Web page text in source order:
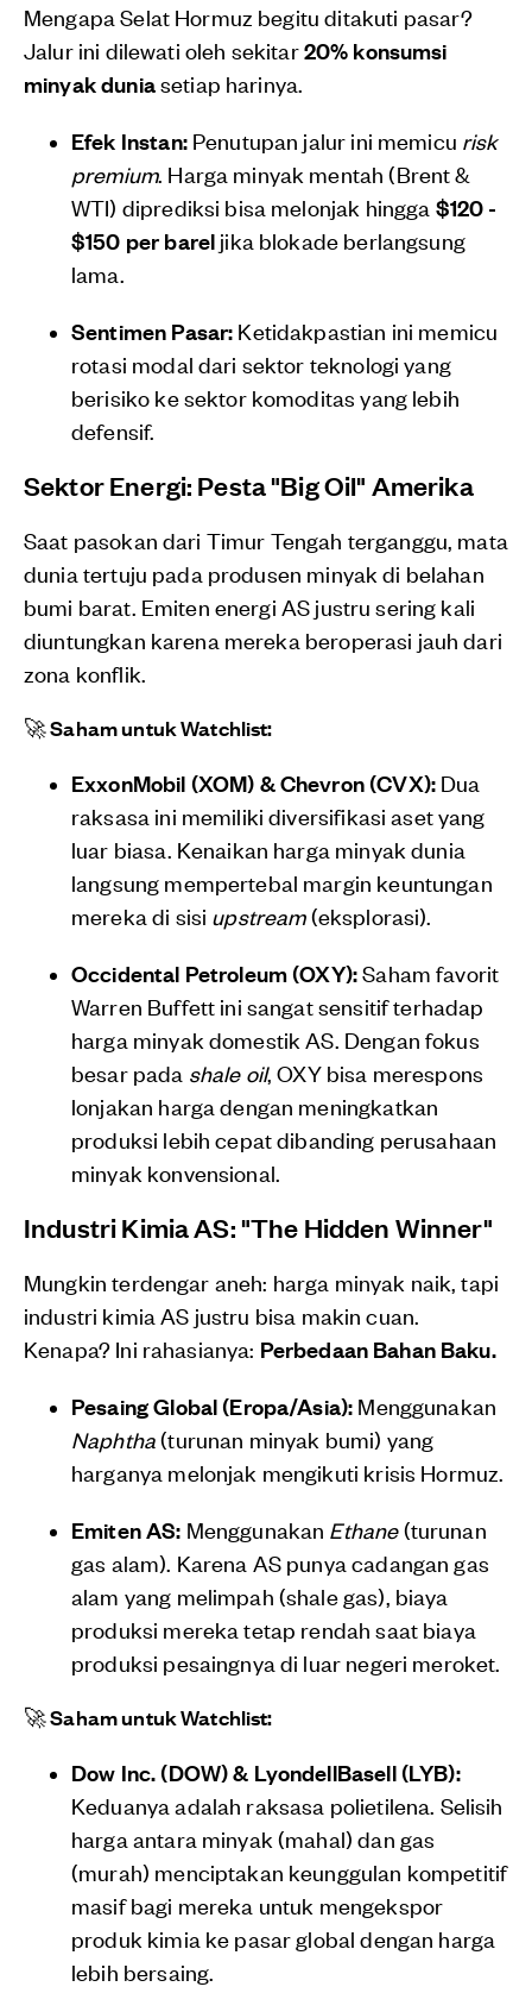
Mengapa Selat Hormuz begitu ditakuti pasar?
Jalur ini dilewati oleh sekitar20% konsumsi
minyak duniasetiap harinya.
Efek Instan:Penutupan jalur ini memicu risk
premium. Harga minyak mentah (Brent &
WTI) diprediksi bisa melonjak hingga $120 -
$150 per barel jika blokade berlangsung
lama.
Sentimen Pasar: Ketidakpastian ini memicu
rotasi modal dari sektor teknologi yang
berisiko ke sektor komoditas yang lebih
defensif.
Sektor Energi: Pesta "Big Oil" Amerika
Saat pasokan dari Timur Tengah terganggu, mata
dunia tertuju pada produsen minyak di belahan
bumi barat. Emiten energi AS justru sering kali
diuntungkan karena mereka beroperasi jauh dari
zona konflik.
🚀 Saham untuk Watchlist:
ExxonMobil (XOM) & Chevron (CVX):Dua
raksasa ini memiliki diversifikasi aset yang
luar biasa. Kenaikan harga minyak dunia
langsung mempertebal margin keuntungan
mereka di sisi upstream(eksplorasi).
Occidental Petroleum (OXY):Saham favorit
Warren Buffett ini sangat sensitif terhadap
harga minyak domestik AS. Dengan fokus
besar pada shale oil, OXY bisa merespons
lonjakan harga dengan meningkatkan
produksi lebih cepat dibanding perusahaan
minyak konvensional.
Industri Kimia AS: "The Hidden Winner"
Mungkin terdengar aneh: harga minyak naik, tapi
industri kimia AS justru bisa makin cuan.
Kenapa? Ini rahasianya: Perbedaan Bahan Baku.
Pesaing Global (Eropa/Asia): Menggunakan
Naphtha(turunan minyak bumi) yang
harganya melonjak mengikuti krisis Hormuz.
Emiten AS: Menggunakan Ethane(turunan
gas alam). Karena AS punya cadangan gas
alam yang melimpah (shale gas), biaya
produksi mereka tetap rendah saat biaya
produksi pesaingnya di luar negeri meroket.
🚀 Saham untuk Watchlist:
Dow Inc. (DOW) & LyondellBasell (LYB):
Keduanya adalah raksasa polietilena. Selisih
harga antara minyak (mahal) dan gas
(murah) menciptakan keunggulan kompetitif
masif bagi mereka untuk mengekspor
produk kimia ke pasar global dengan harga
lebih bersaing.